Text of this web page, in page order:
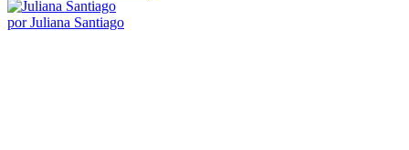
por Juliana Santiago